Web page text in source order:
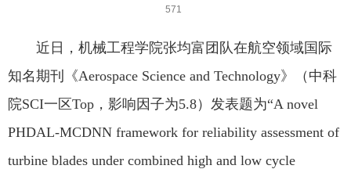
招生就业
合作交流
571
近日，机械工程学院张均富团队在航空领域国际
知名期刊《Aerospace Science and Technology》（中科
院SCI一区Top，影响因子为5.8）发表题为“A novel
PHDAL-MCDNN framework for reliability assessment of
turbine blades under combined high and low cycle